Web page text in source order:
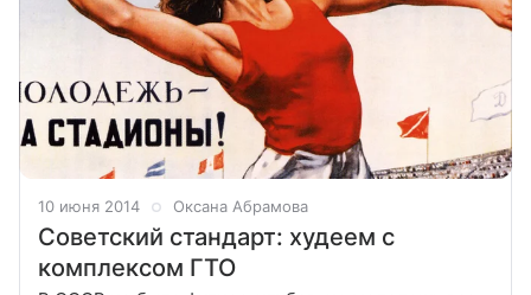
10 июня 2014 Оксана Абрамова
Советский стандарт: худеем с
комплексом ГТО